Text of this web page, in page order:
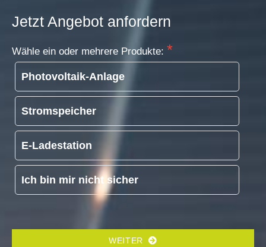
Jetzt Angebot anfordern
Wähle ein oder mehrere Produkte:
Photovoltaik-Anlage
Stromspeicher
E-Ladestation
Ich bin mir nicht sicher
WEITER